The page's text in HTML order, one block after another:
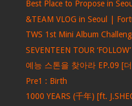
Best Place to Propose in
&TEAM VLOG in Seoul |
TWS 1st Mini Album
SEVENTEEN TOUR
예능 스톤을 찾아라 EP.09 [
Pre1 : Birth
1000 YEARS (千年) [ft.